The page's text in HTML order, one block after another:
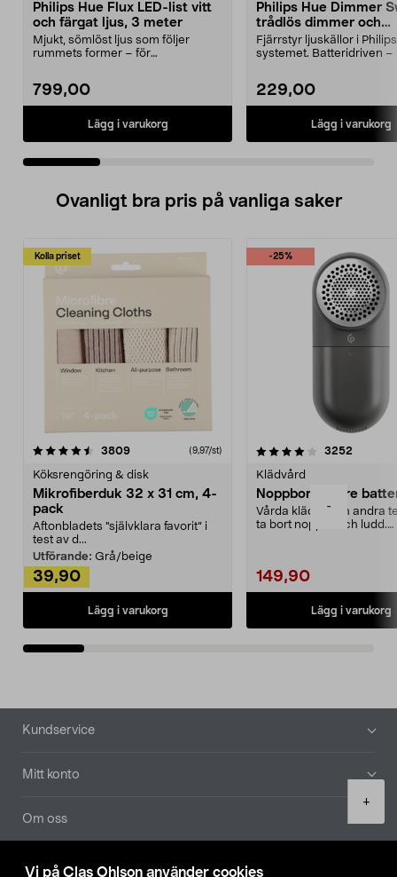
Vi på Clas Ohlson använder cookies
-
+
Philips Hue Flux LED-list vitt
och färgat ljus, 3 meter
Mjukt, sömlöst ljus som följer
rummets former – för
799,00
Lägg i varukorg
Philips Hue Dimmer
trådlös dimmer och
fjärrkontroll
Fjärrstyr ljuskällor i
systemet. Batteridriven –
229,00
Lägg i varukorg
Ovanligt bra pris på vanliga saker
Kolla priset
3809recensioner (9,97/st)
Köksrengöring & disk
Mikrofiberduk 32 x 31 cm, 4-
pack
Aftonbladets "självklara favorit” i
test av d...
Utförande: Grå/beige
39,90
Lägg i varukorg
-25%
4.0av 5 stjärnor 3252
Klädvård
Noppborttagare
Vårda kläder och andra
ta bort noppor och ludd.
149,90
Lägg i varukorg
4.5av 5 stjärnor
Sidfot
Kundservice
Mitt konto
Om oss
Aktuellt